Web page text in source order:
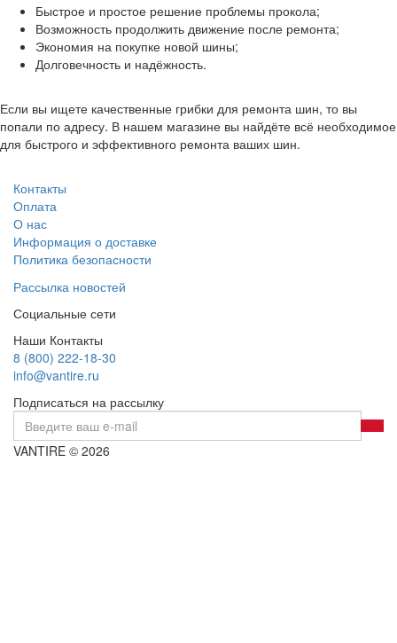
Быстрое и простое решение проблемы прокола;
Возможность продолжить движение после ремонта;
Экономия на покупке новой шины;
Долговечность и надёжность.
Если вы ищете качественные грибки для ремонта шин, то вы
попали по адресу. В нашем магазине вы найдёте всё необходимое
для быстрого и эффективного ремонта ваших шин.
Контакты
Оплата
О нас
Информация о доставке
Политика безопасности
Рассылка новостей
Социальные сети
Наши Контакты
8 (800) 222-18-30
info@vantire.ru
Подписаться на рассылку
VANTIRE © 2026